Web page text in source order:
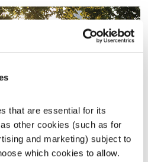
that are essential for its
other cookies (such as for
and marketing) subject to
which cookies to allow.
התבוננות סוגרת שבוע – 3.9.20
התבוננות
דליק ווליניץושמואל שאול